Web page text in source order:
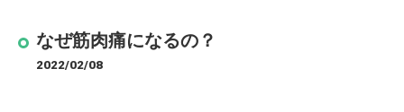
なぜ筋肉痛になるの？
2022/02/08